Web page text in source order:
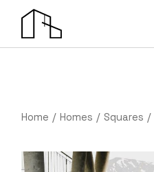
Home Homes Squares